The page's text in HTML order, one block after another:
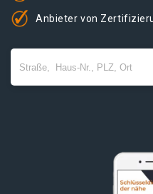
Anbieter von